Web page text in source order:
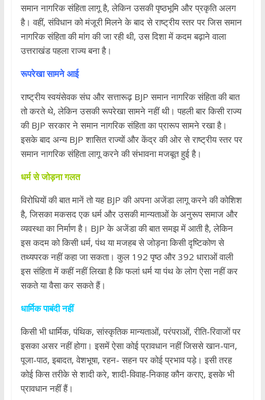
समान नागरिक संहिता लागू है, लेकिन उसकी पृष्ठभूमि और प्रकृति अलग
है। वहीं, संविधान को मंजूरी मिलने के बाद से राष्ट्रीय स्तर पर जिस समान
नागरिक संहिता की मांग की जा रही थी, उस दिशा में कदम बढ़ाने वाला
उत्तराखंड पहला राज्य बना है।
रूपरेखा सामने आई
राष्ट्रीय स्वयंसेवक संघ और सत्तारूढ़ BJP समान नागरिक संहिता की बात
तो करते थे, लेकिन उसकी रूपरेखा सामने नहीं थी। पहली बार किसी राज्य
की BJP सरकार ने समान नागरिक संहिता का प्रारूप सामने रखा है।
इसके बाद अन्य BJP शासित राज्यों और केंद्र की ओर से राष्ट्रीय स्तर पर
समान नागरिक संहिता लागू करने की संभावना मजबूत हुई है।
धर्म से जोड़ना गलत
विरोधियों की बात मानें तो यह BJP की अपना अजेंडा लागू करने की कोशिश
है, जिसका मकसद एक धर्म और उसकी मान्यताओं के अनुरूप समाज और
व्यवस्था का निर्माण है। BJP के अजेंडा की बात समझ में आती है, लेकिन
इस कदम को किसी धर्म, पंथ या मजहब से जोड़ना किसी दृष्टिकोण से
तथ्यपरक नहीं कहा जा सकता। कुल 192 पृष्ठ और 392 धाराओं वाली
इस संहिता में कहीं नहीं लिखा है कि फलां धर्म या पंथ के लोग ऐसा नहीं कर
सकते या वैसा कर सकते हैं।
धार्मिक पाबंदी नहीं
किसी भी धार्मिक, पंथिक, सांस्कृतिक मान्यताओं, परंपराओं, रीति-रिवाजों पर
इसका असर नहीं होगा। इसमें ऐसा कोई प्रावधान नहीं जिससे खान-पान,
पूजा-पाठ, इबादत, वेशभूषा, रहन- सहन पर कोई प्रभाव पड़े। इसी तरह
कोई किस तरीके से शादी करे, शादी-विवाह-निकाह कौन कराए, इसके भी
प्रावधान नहीं हैं।